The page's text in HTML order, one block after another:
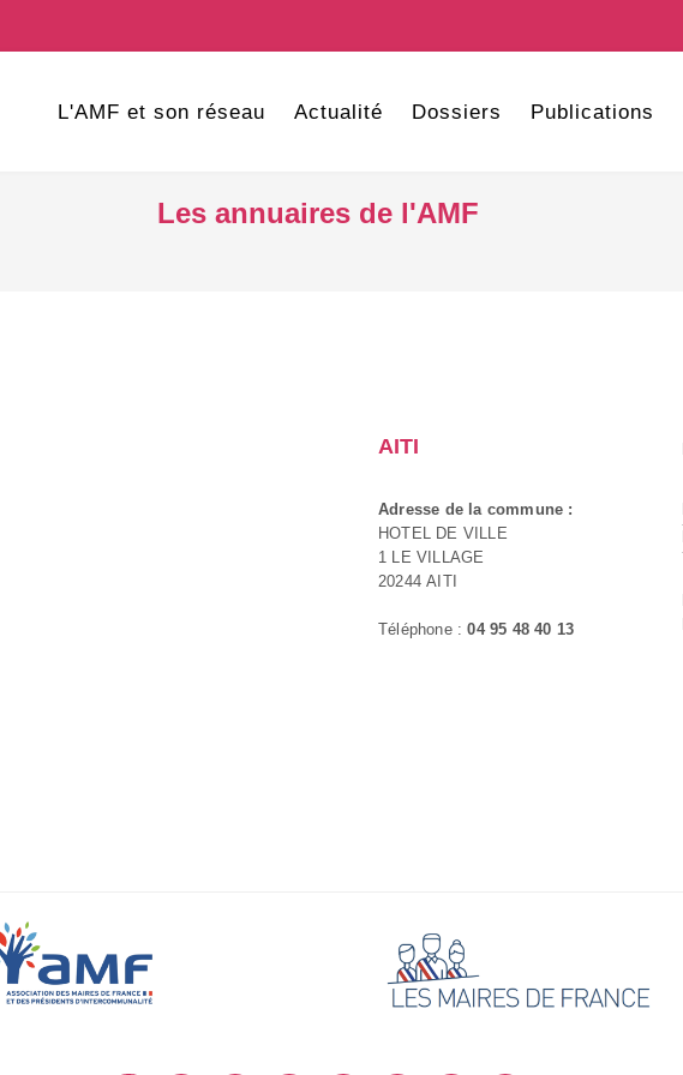
L'AMF et son réseau Actualité Dossiers Publications
Les annuaires de l'AMF
AITI
Adresse de la commune :
HOTEL DE VILLE
1 LE VILLAGE
20244 AITI
Téléphone :04 95 48 40 13